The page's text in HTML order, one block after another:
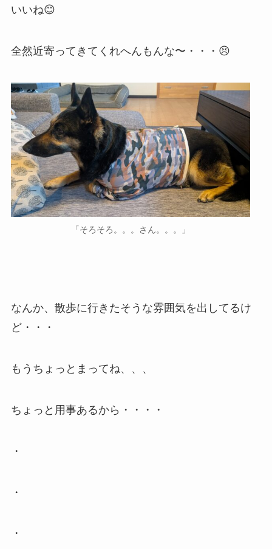
いいね😊
全然近寄ってきてくれへんもんな〜・・・😣
「そろそろ。。。さん。。。」
なんか、散歩に行きたそうな雰囲気を出してるけ
ど・・・
もうちょっとまってね、、、
ちょっと用事あるから・・・・
・
・
・